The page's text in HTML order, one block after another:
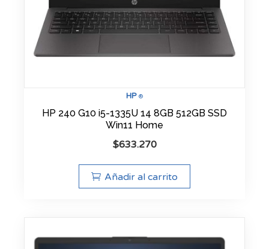
HP ®
HP 240 G10 i5-1335U 14 8GB 512GB SSD
Win11 Home
$633.270
Añadir al carrito